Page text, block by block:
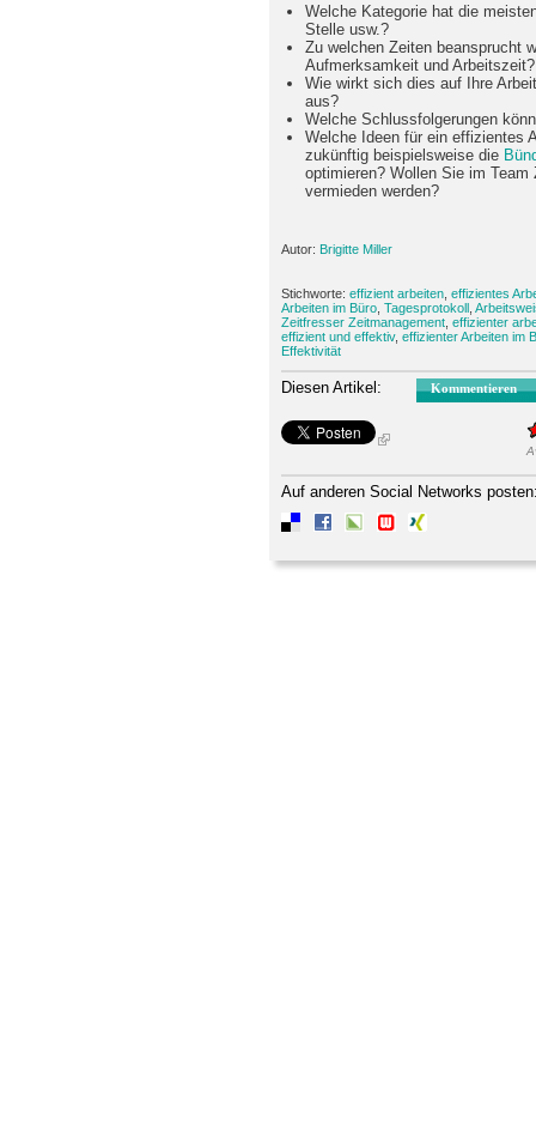
Welche Kategorie hat die
Stelle usw.?
Zu welchen Zeiten beansprucht
Aufmerksamkeit und Arbeitszeit?
Wie wirkt sich dies auf Ihre
aus?
Welche Schlussfolgerungen
Welche Ideen für ein effizientes
zukünftig beispielsweise die
optimieren? Wollen Sie im
vermieden werden?
Autor: Brigitte Miller
Stichworte: effizient arbeiten effizientes
Arbeiten im Büro Tagesprotokoll
Zeitfresser Zeitmanagement effizienter
effizient und effektiv, effizienter Arbeiten im
Effektivität
Diesen Artikel: Kommentieren
Auf anderen Social Networks